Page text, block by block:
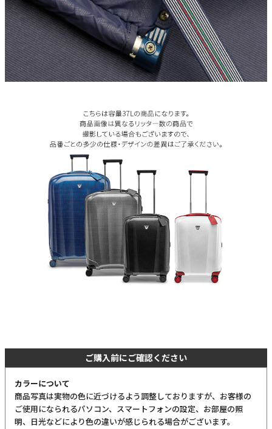
ご購入前にご確認ください
カラーについて
商品写真は実物の色に近づけるよう調整しておりますが、お客様の
ご使用になられるパソコン、スマートフォンの設定、お部屋の照
明、日光などにより色の違いが感じられる場合がございます。